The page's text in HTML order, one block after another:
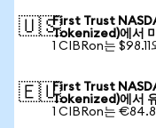
🇺🇸First Trust
Tokenized)에서
1 CIBRon는 $98.11
🇪🇺First Trust
Tokenized)에서
1 CIBRon는